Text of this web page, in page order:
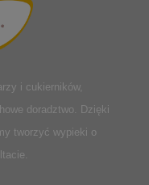
i cukierników,
doradztwo. Dzięki
tworzyć wypieki o